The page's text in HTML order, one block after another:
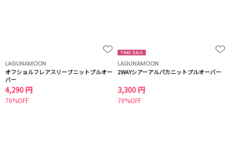
LAGUNAMOON
オフショルフレアスリーブニットプルオー
バー
4,290 円
70%OFF
LAGUNAMOON
2WAYシアーアルパカニットプルオーバー
3,300 円
70%OFF